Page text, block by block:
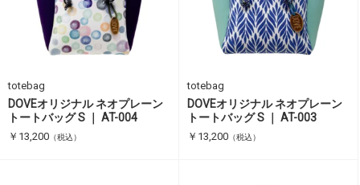
totebag
DOVEオリジナル ネオプレーン
トートバッグ S ｜ AT-004
￥13,200 （税込）
totebag
DOVEオリジナル ネオプレーン
トートバッグ S ｜ AT-003
￥13,200 （税込）